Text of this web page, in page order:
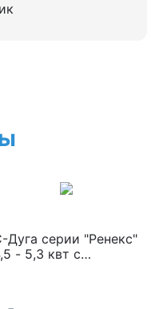
Дуга серии "Ренекс"
- 5,3 квт с